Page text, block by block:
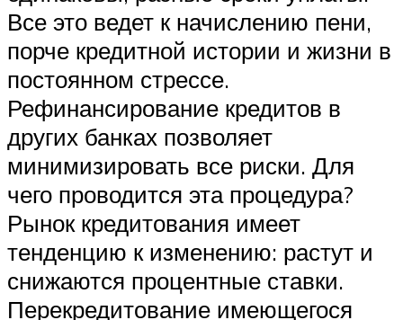
Все это ведет к начислению пени,
порче кредитной истории и жизни в
постоянном стрессе.
Рефинансирование кредитов в
других банках позволяет
минимизировать все риски. Для
чего проводится эта процедура?
Рынок кредитования имеет
тенденцию к изменению: растут и
снижаются процентные ставки.
Перекредитование имеющегося